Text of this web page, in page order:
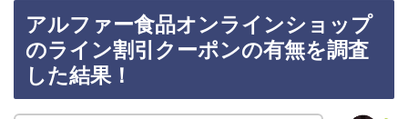
アルファー食品オンラインショップ
のライン割引クーポンの有無を調査
した結果！